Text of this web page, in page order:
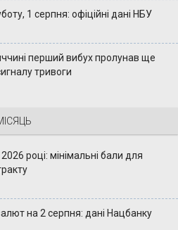
1 серпня: офіційні дані НБУ
перший вибух пролунав ще
тривоги
році: мінімальні бали для
на 2 серпня: дані Нацбанку